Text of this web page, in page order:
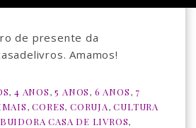
de presente da
Amamos!
,4 ANOS,5 ANOS, 6 ANOS, 7
,CORES,CORUJA,CULTURA
CASA DE LIVROS,